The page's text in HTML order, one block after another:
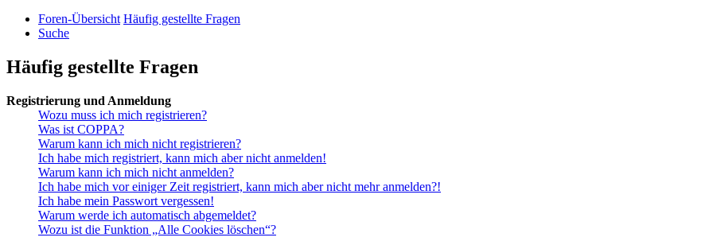
Foren-Übersicht Häufig gestellte Fragen
Suche
Häufig gestellte Fragen
Registrierung und Anmeldung
Wozu muss ich mich registrieren?
Was ist COPPA?
Warum kann ich mich nicht registrieren?
Ich habe mich registriert, kann mich aber nicht anmelden!
Warum kann ich mich nicht anmelden?
Ich habe mich vor einiger Zeit registriert, kann mich aber nicht mehr anmelden?!
Ich habe mein Passwort vergessen!
Warum werde ich automatisch abgemeldet?
Wozu ist die Funktion „Alle Cookies löschen“?